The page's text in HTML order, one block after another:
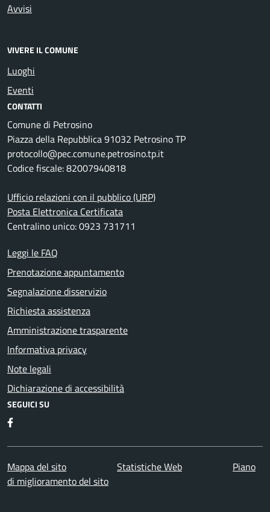
Avvisi
VIVERE IL COMUNE
Luoghi
Eventi
CONTATTI
Comune di Petrosino
Piazza della Repubblica 91032 Petrosino TP
protocollo@pec.comune.petrosino.tp.it
Codice fiscale: 82007940818
Ufficio relazioni con il pubblico (URP)
Posta Elettronica Certificata
Centralino unico: 0923 731711
Leggi le FAQ
Prenotazione appuntamento
Segnalazione disservizio
Richiesta assistenza
Amministrazione trasparente
Informativa privacy
Note legali
Dichiarazione di accessibilità
SEGUICI SU
Facebook
Mappa del sito Statistiche Web
Piano
di miglioramento del sito